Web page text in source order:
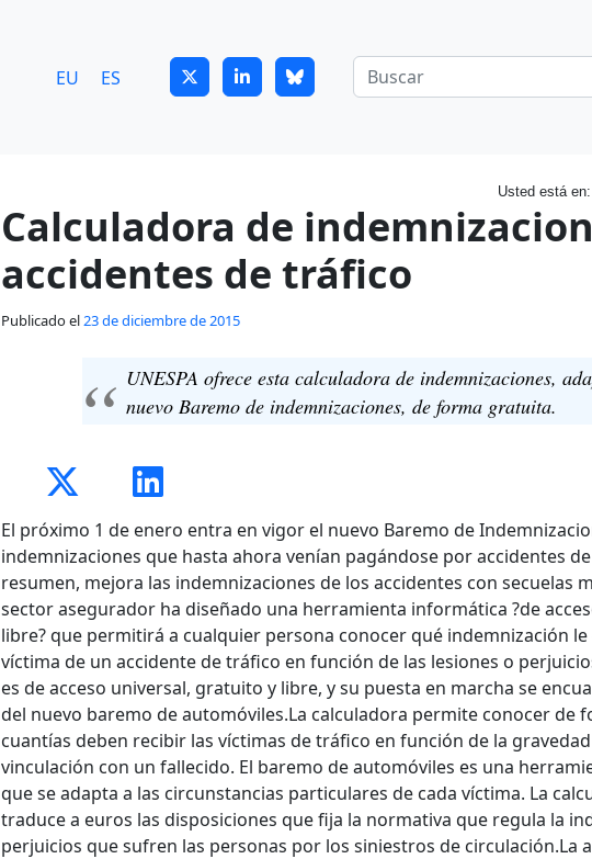
EU ES
Usted está en:
Calculadora de
accidentes de tráfico
Publicado el23 de diciembre de 2015
UNESPA ofrece esta calculadora de indemnizaciones,
nuevo Baremo de indemnizaciones, de forma gratuita.
El próximo 1 de enero entra en vigor el nuevo Baremo de
indemnizaciones que hasta ahora venían pagándose por accidentes
resumen, mejora las indemnizaciones de los accidentes con secuelas
sector asegurador ha diseñado una herramienta informática ?de
libre? que permitirá a cualquier persona conocer qué indemnización
víctima de un accidente de tráfico en función de las lesiones o
es de acceso universal, gratuito y libre, y su puesta en marcha se
del nuevo baremo de automóviles.La calculadora permite conocer de
cuantías deben recibir las víctimas de tráfico en función de la
vinculación con un fallecido. El baremo de automóviles es una
que se adapta a las circunstancias particulares de cada víctima. La
traduce a euros las disposiciones que fija la normativa que regula la
perjuicios que sufren las personas por los siniestros de circulación.La